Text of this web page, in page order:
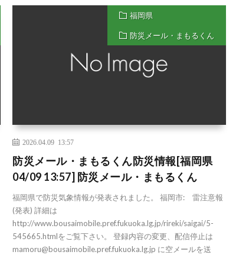
福岡県
防災メール・まもるくん
2026.04.09 13:57
防災メール・まもるくん防災情報[福岡県
04/09 13:57] 防災メール・まもるくん
福岡県で防災気象情報が発表されました。 福岡市: 雷注意報
(発表) 詳細は
http://www.bousaimobile.pref.fukuoka.lg.jp/rireki/saigai/5-
545665.htmlをご覧下さい。 登録内容の変更、配信停止は
mamoru@bousaimobile.pref.fukuoka.lg.jp に空メールを送